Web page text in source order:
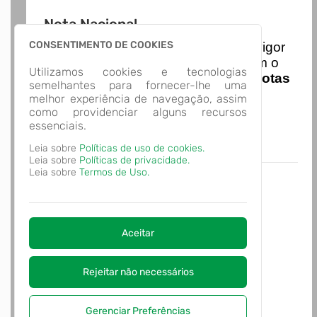
CONSENTIMENTO DE COOKIES
Utilizamos cookies e tecnologias
semelhantes para fornecer-lhe uma
melhor experiência de navegação, assim
como providenciar alguns recursos
essenciais.
Leia sobre Políticas de uso de cookies.
Leia sobre Políticas de privacidade.
Leia sobre Termos de Uso.
Aceitar
Rejeitar não necessários
Gerenciar Preferências
Nota Nacional
Iniciando em01/01/2026
entra em vigor
a obrigatoriedade de integração com o
Ambiente de Dados Nacional das
Notas
de Serviço Eletrônicascom isso
entraram em vigornovas regras,
acesse o link abaixo e saiba mais.
ARVOREDO